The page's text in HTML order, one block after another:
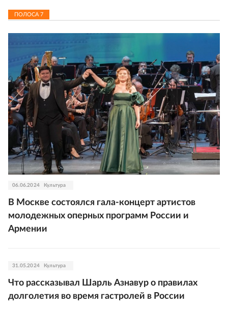
ПОЛОСА7
06.06.2024 Культура
В Москве состоялся гала-концерт артистов
молодежных оперных программ России и
Армении
31.05.2024 Культура
Что рассказывал Шарль Азнавур о правилах
долголетия во время гастролей в России